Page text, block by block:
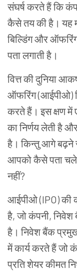
संघर्षकरतेहैंकि
कैसेतयकीहै। यह
बिल्डिंगऔर
पतालगातीहै।
वित्तकीदुनिया
ऑफरिंग(आईपीओ)
करतेहैं। इसक्षणमें
कानिर्णयलेतीहै
है। किन्तुआगेबढ़ने
आपकोकैसेपता
नहीं?
आईपीओ(IPO)की
है,जोकंपनी,निवेश
है। निवेशबैंक
मेंकार्यकरतेहैंजो
प्रतिशेयरकीमत